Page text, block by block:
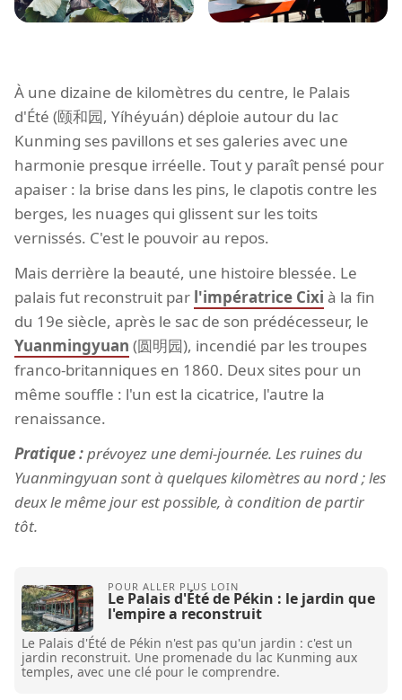
À une dizaine de kilomètres du centre, le Palais
d'Été (颐和园, Yíhéyuán) déploie autour du lac
Kunming ses pavillons et ses galeries avec une
harmonie presque irréelle. Tout y paraît pensé pour
apaiser : la brise dans les pins, le clapotis contre les
berges, les nuages qui glissent sur les toits
vernissés. C'est le pouvoir au repos.
Mais derrière la beauté, une histoire blessée. Le
palais fut reconstruit par l'impératrice Cixi à la fin
du 19e siècle, après le sac de son prédécesseur, le
Yuanmingyuan (圆明园), incendié par les troupes
franco-britanniques en 1860. Deux sites pour un
même souffle : l'un est la cicatrice, l'autre la
renaissance.
Pratique :prévoyez une demi-journée. Les ruines du
Yuanmingyuan sont à quelques kilomètres au nord ; les
deux le même jour est possible, à condition de partir
tôt.
Le Palais d'Été de Pékin : le jardin que
l'empire a reconstruit
Le Palais d'Été de Pékin n'est pas qu'un jardin : c'est un
jardin reconstruit. Une promenade du lac Kunming aux
temples, avec une clé pour le comprendre.